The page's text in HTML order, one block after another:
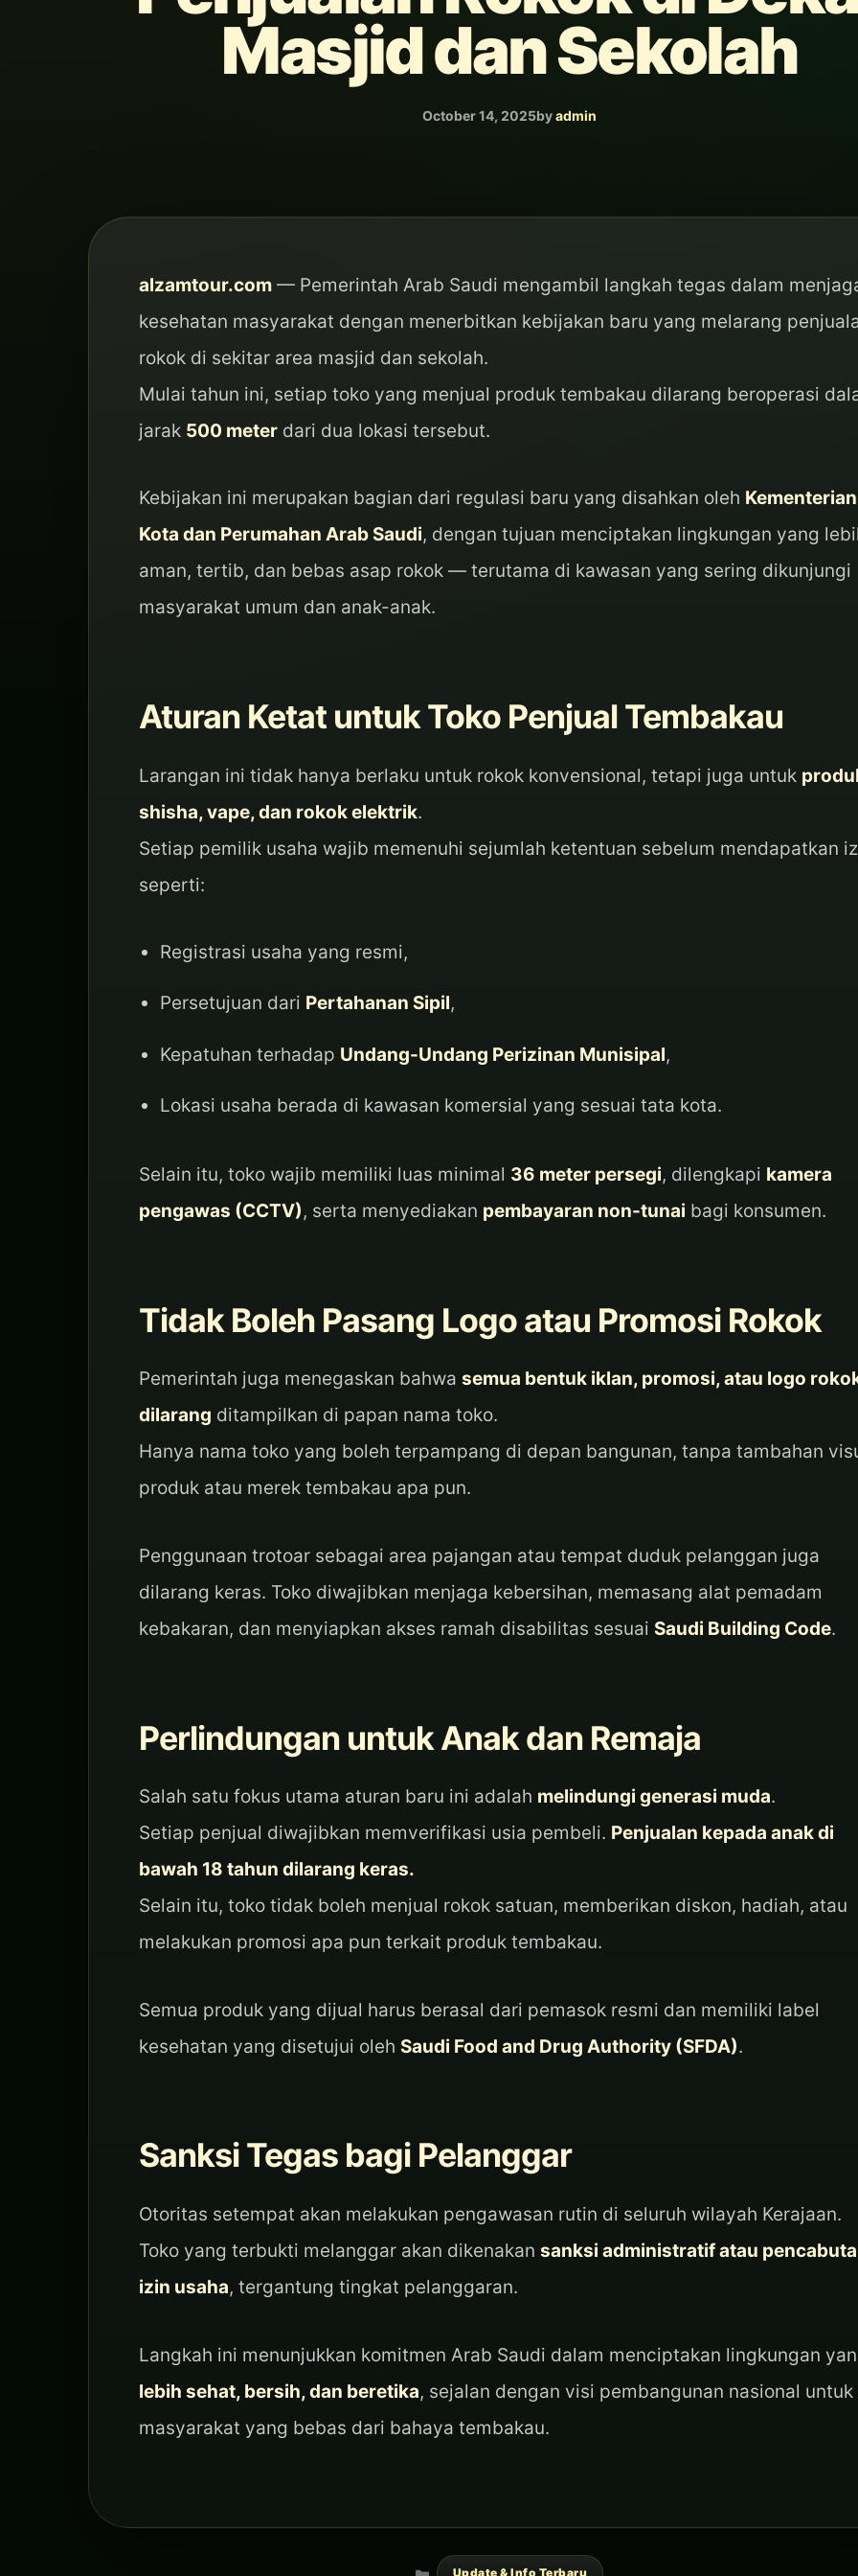
Masjid dan Sekolah
October 14, 2025byadmin
alzamtour.com — Pemerintah Arab Saudi mengambil langkah tegas dalam
kesehatan masyarakat dengan menerbitkan kebijakan baru yang melarang
rokok di sekitar area masjid dan sekolah.
Mulai tahun ini, setiap toko yang menjual produk tembakau dilarang beroperasi
jarak 500 meter dari dua lokasi tersebut.
Kebijakan ini merupakan bagian dari regulasi baru yang disahkan oleh Kementerian
Kota dan Perumahan Arab Saudi, dengan tujuan menciptakan lingkungan yang
aman, tertib, dan bebas asap rokok — terutama di kawasan yang sering dikunjungi
masyarakat umum dan anak-anak.
Aturan Ketat untuk Toko Penjual Tembakau
Larangan ini tidak hanya berlaku untuk rokok konvensional, tetapi juga untuk
shisha, vape, dan rokok elektrik.
Setiap pemilik usaha wajib memenuhi sejumlah ketentuan sebelum mendapatkan
seperti:
Registrasi usaha yang resmi,
Persetujuan dari Pertahanan Sipil,
Kepatuhan terhadap Undang-Undang Perizinan Munisipal,
Lokasi usaha berada di kawasan komersial yang sesuai tata kota.
Selain itu, toko wajib memiliki luas minimal 36 meter persegi, dilengkapi kamera
pengawas (CCTV), serta menyediakan pembayaran non-tunai bagi konsumen.
Tidak Boleh Pasang Logo atau Promosi Rokok
Pemerintah juga menegaskan bahwa semua bentuk iklan, promosi, atau logo
dilarang ditampilkan di papan nama toko.
Hanya nama toko yang boleh terpampang di depan bangunan, tanpa tambahan
produk atau merek tembakau apa pun.
Penggunaan trotoar sebagai area pajangan atau tempat duduk pelanggan juga
dilarang keras. Toko diwajibkan menjaga kebersihan, memasang alat pemadam
kebakaran, dan menyiapkan akses ramah disabilitas sesuai Saudi Building Code.
Perlindungan untuk Anak dan Remaja
Salah satu fokus utama aturan baru ini adalah melindungi generasi muda.
Setiap penjual diwajibkan memverifikasi usia pembeli. Penjualan kepada anak di
bawah 18 tahun dilarang keras.
Selain itu, toko tidak boleh menjual rokok satuan, memberikan diskon, hadiah, atau
melakukan promosi apa pun terkait produk tembakau.
Semua produk yang dijual harus berasal dari pemasok resmi dan memiliki label
kesehatan yang disetujui oleh Saudi Food and Drug Authority (SFDA).
Sanksi Tegas bagi Pelanggar
Otoritas setempat akan melakukan pengawasan rutin di seluruh wilayah Kerajaan.
Toko yang terbukti melanggar akan dikenakan sanksi administratif atau
izin usaha, tergantung tingkat pelanggaran.
Langkah ini menunjukkan komitmen Arab Saudi dalam menciptakan lingkungan
lebih sehat, bersih, dan beretika, sejalan dengan visi pembangunan nasional untuk
masyarakat yang bebas dari bahaya tembakau.
Update & Info Terbaru